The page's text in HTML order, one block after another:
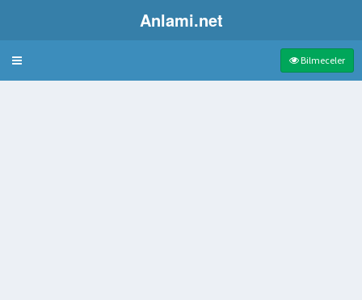
Anlami.net
Bulmaca Bilmeceler